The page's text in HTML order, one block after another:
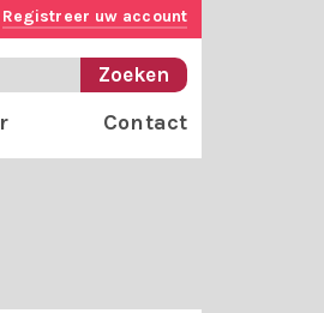
Registreer uw account
Contact